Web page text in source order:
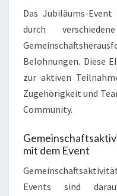
Das Jubiläums-
durch
Belohnungen. Diese
zur aktiven
Zugehörigkeit und
Community.
mit dem Event
Events sind